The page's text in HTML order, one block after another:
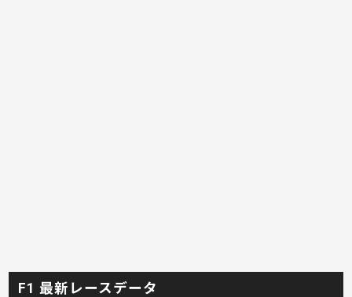
F1 最新レースデータ